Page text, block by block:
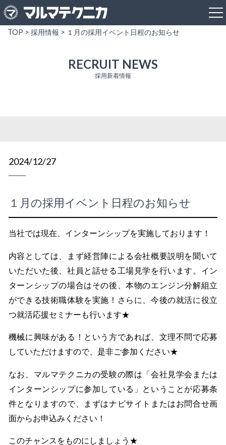
TOP > 採用情報 > １月の採用イベント日程のお知らせ
RECRUIT NEWS
採用新着情報
2024/12/27
１月の採用イベント日程のお知らせ
当社では現在、インターンシップを実施しております！
内容としては、まず経営陣による会社概要説明を聞いて
いただいた後、社員と話せる工場見学を行います。イン
ターンシップの場合はその後、本物のエンジン分解組立
ができる技術職体験を実施！さらに、今後の就活に役立
つ就活応援セミナーも行います★
機械に興味がある！という方であれば、文理不問で応募
していただけますので、是非ご参加ください★
なお、マルマテクニカの受験の際は「会社見学会または
インターンシップに参加している」ということが応募条
件となりますので、まずはナビサイトまたはお問合せ画
面からお申込みください！
このチャンスをものにしましょう★